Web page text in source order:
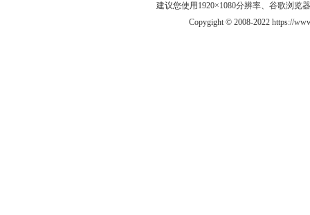
建议您使用1920×1080分辨率、谷歌浏览
Copygight © 2008-2022 https://